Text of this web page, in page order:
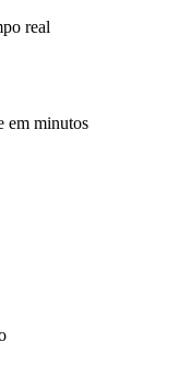
real
em minutos